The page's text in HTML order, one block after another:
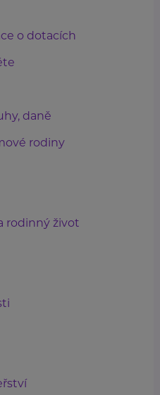
o dotacích
daně
rodiny
rodinný život